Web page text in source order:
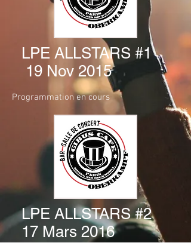
LPE ALLSTARS #1
19 Nov 2015
Programmation en cours
LPE ALLSTARS #2
17 Mars 2016